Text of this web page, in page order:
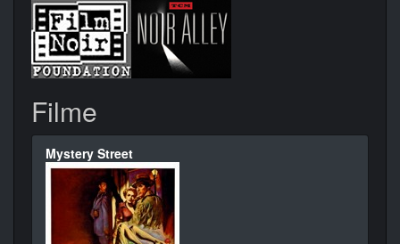
Filme
Mystery Street